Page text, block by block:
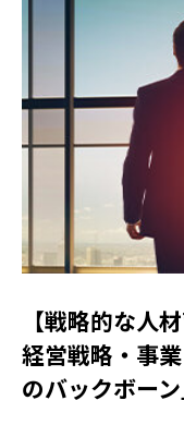
【戦略的な人材
経営戦略・事
のバックボー